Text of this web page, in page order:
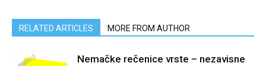
RELATED ARTICLES MORE FROM AUTHOR
Nemačke rečenice vrste – nezavisne